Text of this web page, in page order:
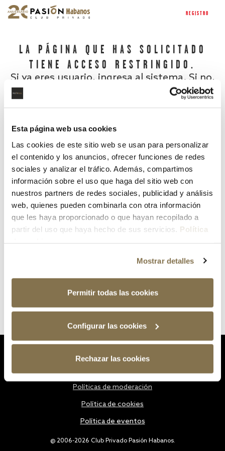
Esta página web usa cookies
Las cookies de este sitio web se usan para personalizar
el contenido y los anuncios, ofrecer funciones de redes
sociales y analizar el tráfico. Además, compartimos
información sobre el uso que haga del sitio web con
nuestros partners de redes sociales, publicidad y análisis
web, quienes pueden combinarla con otra información
que les haya proporcionado o que hayan recopilado a
partir del uso que haya hecho de sus servicios. Política
Mostrar detalles
Permitir todas las cookies
Configurar las cookies
Rechazar las cookies
REGISTRO
LA PÁGINA QUE HAS SOLICITADO
TIENE ACCESO RESTRINGIDO.
Si ya eres usuario, ingresa al sistema. Si no,
¿Has olvidado tu contraseña?
@ 2006-2026 Club Privado Pasión Habanos.
Políticas de moderación
Política de cookies
Política de eventos